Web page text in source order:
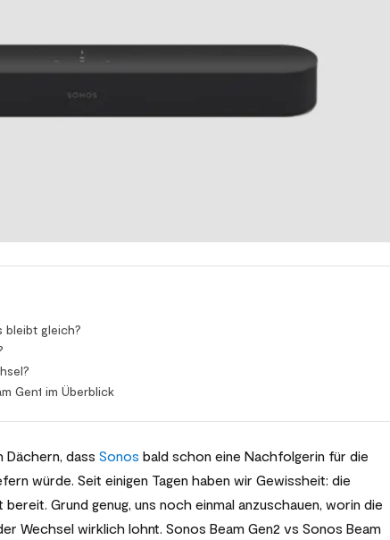
bleibt gleich?
Gen1 im Überblick
Dächern, dass Sonos bald schon eine Nachfolgerin für die
würde. Seit einigen Tagen haben wir Gewissheit: die
Grund genug, uns noch einmal anzuschauen, worin die
Wechsel wirklich lohnt. Sonos Beam Gen2 vs Sonos Beam